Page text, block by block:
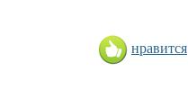
нравится